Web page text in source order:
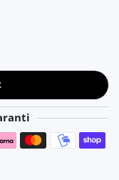
Sandales d&#39;été
confortable
de paiement